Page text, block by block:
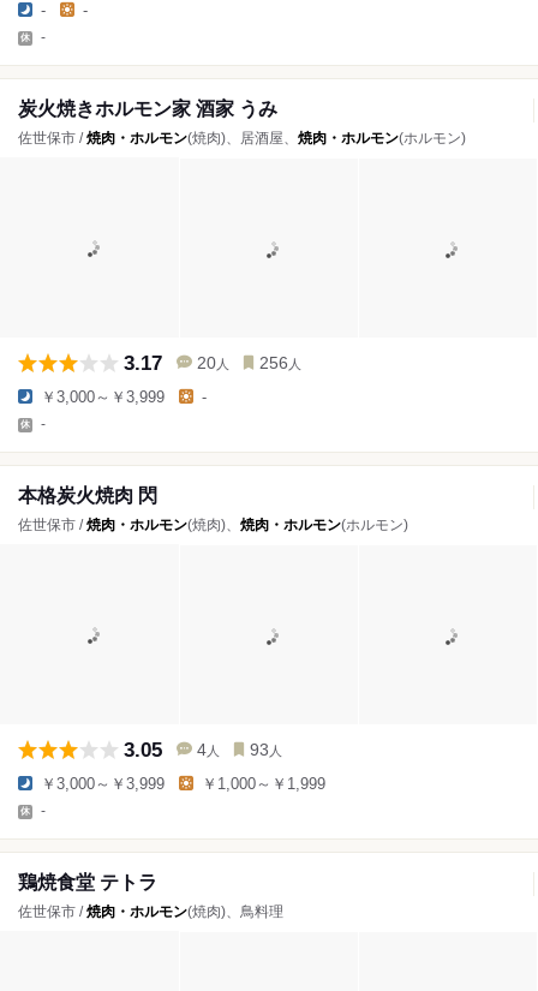
- -
-
炭火焼きホルモン家 酒家 うみ
佐世保市 /焼肉・ホルモン(焼肉)、居酒屋、 焼肉・ホルモン(ホルモン)
3.17 20 人 256 人
￥3,000～￥3,999 -
-
本格炭火焼肉 閃
佐世保市 /焼肉・ホルモン(焼肉)、 焼肉・ホルモン(ホルモン)
3.05 4 人 93 人
￥3,000～￥3,999 ￥1,000～￥1,999
-
鶏焼食堂 テトラ
佐世保市 /焼肉・ホルモン(焼肉)、鳥料理